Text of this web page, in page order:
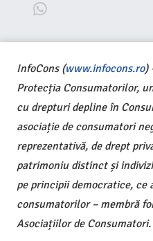
InfoCons (www.infocons.ro)
Protecția Consumatorilor,
cu drepturi depline în
asociație de consumatori
reprezentativă, de drept
patrimoniu distinct și
pe principii democratice, ce
consumatorilor – membră
Asociațiilor de Consumatori.